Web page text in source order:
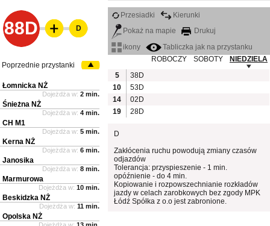
88D
Przesiadki
Kierunki
Pokaż na mapie
Drukuj
ikony
Tabliczka jak na przystanku
ROBOCZY
SOBOTY
NIEDZIELA
5
38D
10
53D
14
02D
19
28D
D
Zakłócenia ruchu powodują zmiany czasów
odjazdów
Tolerancja: przyspieszenie - 1 min.
opóźnienie - do 4 min.
Kopiowanie i rozpowszechnianie rozkładów
jazdy w celach zarobkowych bez zgody MPK
Łódź Spółka z o.o jest zabronione.
D
Poprzednie przystanki
Łomnicka NŻ
Dojeżdża w: 2 min.
Śnieżna NŻ
Dojeżdża w: 4 min.
CH M1
Dojeżdża w: 5 min.
Kerna NŻ
Dojeżdża w: 6 min.
Janosika
Dojeżdża w: 8 min.
Marmurowa
Dojeżdża w: 10 min.
Beskidzka NŻ
Dojeżdża w: 11 min.
Opolska NŻ